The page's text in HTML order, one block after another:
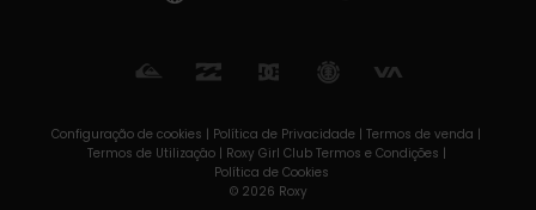
Configuração de cookies | Política de Privacidade | Termos de venda |
Termos de Utilizaçâo | Roxy Girl Club Termos e Condições |
Política de Cookies
© 2026 Roxy